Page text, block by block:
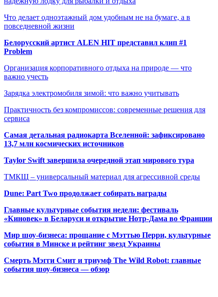
Что делает одноэтажный дом удобным не на бумаге, а в
повседневной жизни
Белорусский артист ALEN HIT представил клип #1
Problem
Организация корпоративного отдыха на природе — что
важно учесть
Зарядка электромобиля зимой: что важно учитывать
Практичность без компромиссов: современные решения для
сервиса
Самая детальная радиокарта Вселенной: зафиксировано
13,7 млн космических источников
Taylor Swift завершила очередной этап мирового тура
ТМКЩ – универсальный материал для агрессивной среды
Dune: Part Two продолжает собирать награды
Главные культурные события недели: фестиваль
«Киновек» в Беларуси и открытие Нотр-Дама во Франции
Мир шоу-бизнеса: прощание с Мэттью Перри, культурные
события в Минске и рейтинг звезд Украины
Смерть Мэгги Смит и триумф The Wild Robot: главные
события шоу-бизнеса — обзор